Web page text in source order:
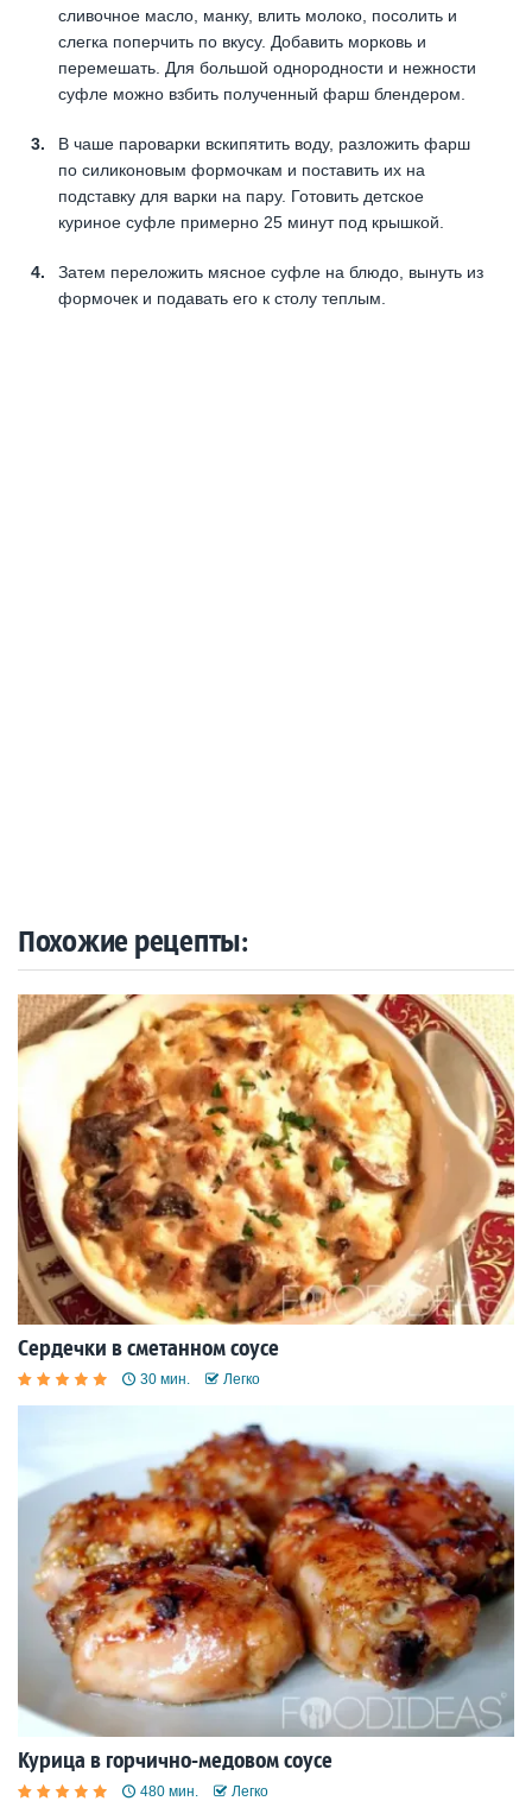
сливочное масло, манку, влить молоко, посолить и
слегка поперчить по вкусу. Добавить морковь и
перемешать. Для большой однородности и нежности
суфле можно взбить полученный фарш блендером.
В чаше пароварки вскипятить воду, разложить фарш
по силиконовым формочкам и поставить их на
подставку для варки на пару. Готовить детское
куриное суфле примерно 25 минут под крышкой.
Затем переложить мясное суфле на блюдо, вынуть из
формочек и подавать его к столу теплым.
Похожие рецепты:
Сердечки в сметанном соусе
30 мин. Легко
Курица в горчично-медовом соусе
480 мин. Легко